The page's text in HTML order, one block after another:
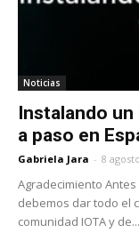
Noticias
Instalando un
a paso en
Gabriela Jara - 8
Agradecimiento
debemos dar todo el
comunidad IOTA y de...